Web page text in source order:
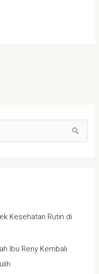
Kesehatan Rutin di
Ibu Reny Kembali